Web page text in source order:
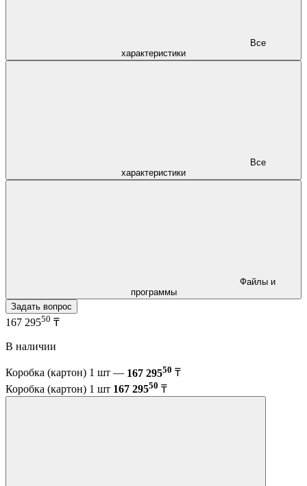
характеристики
характеристики
программы
Задать вопрос
167 29550 ₸
В наличии
Коробка (картон) 1 шт — 167 29550 ₸
Коробка (картон) 1 шт 167 29550 ₸